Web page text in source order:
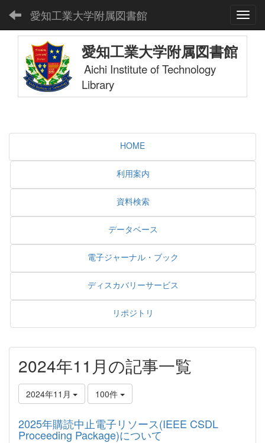
愛知工業大学附属図書館
愛知工業大学附属図書館
Aichi Institute of Technology
Library
HOME
利用案内
資料検索
データベース
電子ジャーナル・ブック
ディスカバリーサービス
リポジトリ
2024年11月の記事一覧
2024年11月 100件
2025年購読中止電子リソース(IEEE CSDL
Proceeding Package)について